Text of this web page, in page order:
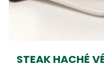
STEAK HACHÉ